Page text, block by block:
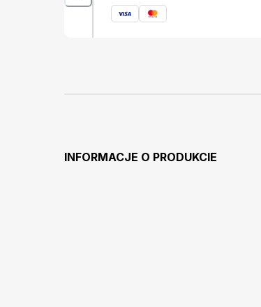
INFORMACJE O PRODUKCIE